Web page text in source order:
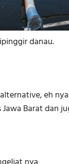
danau.
eh
Barat dan